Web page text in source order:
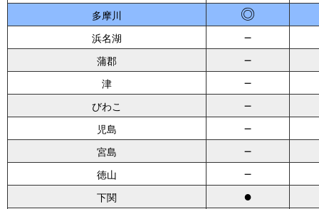
多摩川 ◎
浜名湖 －
蒲郡 －
津 －
びわこ －
児島 －
宮島 －
徳山 －
下関 ●